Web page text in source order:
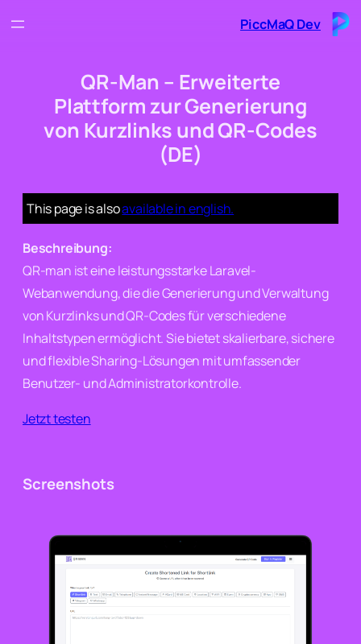
Skip
PiccMaQ Dev
QR-Man – Erweiterte
Plattform zur Generierung
von Kurzlinks und QR-Codes
(DE)
This page is alsoavailable in english.
Beschreibung:
QR-man ist eine leistungsstarke Laravel-
Webanwendung, die die Generierung und Verwaltung
von Kurzlinks und QR-Codes für verschiedene
Inhaltstypen ermöglicht. Sie bietet skalierbare, sichere
und flexible Sharing-Lösungen mit umfassender
Benutzer- und Administratorkontrolle.
Jetzt testen
Screenshots